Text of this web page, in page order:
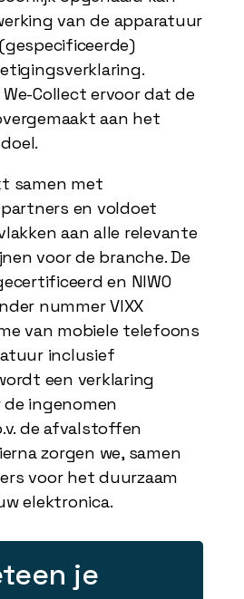
van de apparatuur
Collect ervoor dat de
aan het
samen met
en voldoet
aan alle relevante
voor de branche. De
en NIWO
nummer VIXX
van mobiele telefoons
inclusief
een verklaring
ingenomen
de afvalstoffen
zorgen we, samen
voor het duurzaam
elektronica.
je